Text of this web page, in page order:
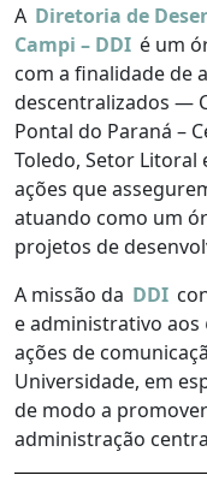
A Diretoria de
Campi – DDI é um
com a finalidade de
descentralizados —
Pontal do Paraná –
Toledo, Setor
ações que
atuando como um
projetos de
A missão da DDI
e administrativo aos
ações de
Universidade, em
de modo a
administração